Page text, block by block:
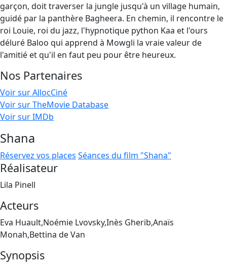
garçon, doit traverser la jungle jusqu'à un village humain,
guidé par la panthère Bagheera. En chemin, il rencontre le
roi Louie, roi du jazz, l'hypnotique python Kaa et l'ours
déluré Baloo qui apprend à Mowgli la vraie valeur de
l'amitié et qu'il en faut peu pour être heureux.
Nos Partenaires
Voir sur AllocCiné
Voir sur TheMovie Database
Voir sur IMDb
Shana
Réservez vos places Séances du film "Shana"
Réalisateur
Lila Pinell
Acteurs
Eva Huault,Noémie Lvovsky,Inès Gherib,Anaïs
Monah,Bettina de Van
Synopsis